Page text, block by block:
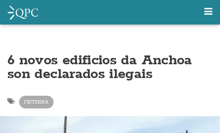
6 novos edificios da Anchoa
son declarados ilegais
FISTERRA